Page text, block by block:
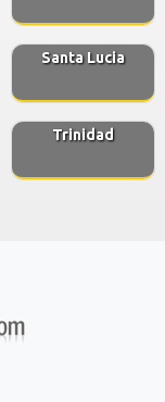
Santa Lucia
Trinidad